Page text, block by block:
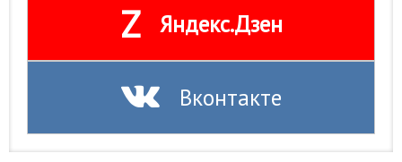
Z Яндекс.Дзен
Вконтакте